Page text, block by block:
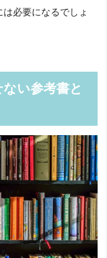
必要になるでしょ
い参考書と